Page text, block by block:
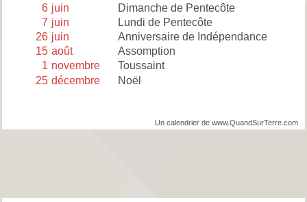
6 juin
Dimanche de Pentecôte
7 juin
Lundi de Pentecôte
26 juin
Anniversaire de Indépendance
15 août
Assomption
1 novembre
Toussaint
25 décembre Noël
Un calendrier de www.QuandSurTerre.com